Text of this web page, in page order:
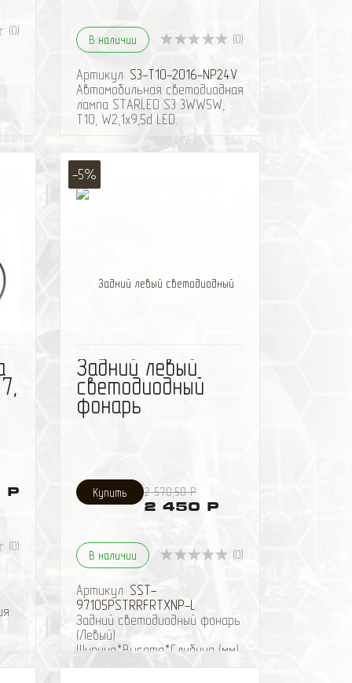
(0)
В наличии (0)
Артикул: S3-T10-2016-NP24V
Автомобильная светодиодная
лампа STARLED S3 3WW5W,
T10, W2,1x9,5d LED.
Размеры: 28 x 10 x 10
Ед. измерения: шт
Цветовая температура
белого свечения:: 5000К -
Марка и мощность
Р
(0)
-5%
Задний левый
светодиодный
фонарь
2 570,50 Р
2 450 Р
В наличии (0)
Артикул: SST-
97105PSTRRFRTXNP-L
Задний светодиодный фонарь
(Левый)
Ширина*Высота*Глубина (мм)
185(118)*205*32